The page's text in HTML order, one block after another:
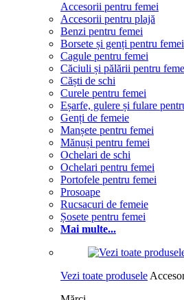
Accesorii pentru femei
Accesorii pentru plajă
Benzi pentru femei
Borsete și genți pentru femei
Cagule pentru femei
Căciuli și pălării pentru
Căști de schi
Curele pentru femei
Eșarfe, gulere și fulare
Genți de femeie
Manșete pentru femei
Mănuși pentru femei
Ochelari de schi
Ochelari pentru femei
Portofele pentru femei
Prosoape
Rucsacuri de femeie
Șosete pentru femei
Mai multe...
Vezi toate produsele